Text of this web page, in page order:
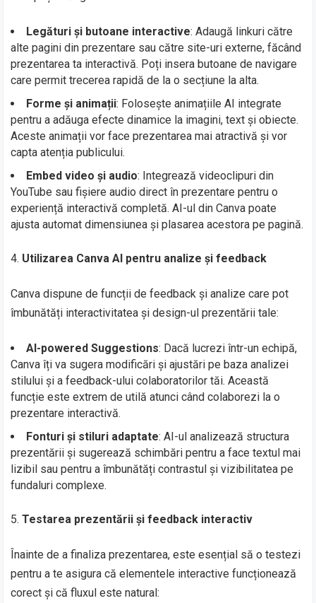
Legături și butoane interactive: Adaugă linkuri către
alte pagini din prezentare sau către site-uri externe, făcând
prezentarea ta interactivă. Poți insera butoane de navigare
care permit trecerea rapidă de la o secțiune la alta.
Forme și animații: Folosește animațiile AI integrate
pentru a adăuga efecte dinamice la imagini, text și obiecte.
Aceste animații vor face prezentarea mai atractivă și vor
capta atenția publicului.
Embed video și audio: Integrează videoclipuri din
YouTube sau fișiere audio direct în prezentare pentru o
experiență interactivă completă. AI-ul din Canva poate
ajusta automat dimensiunea și plasarea acestora pe pagină.
Utilizarea Canva AI pentru analize și feedback
Canva dispune de funcții de feedback și analize care pot
îmbunătăți interactivitatea și design-ul prezentării tale:
AI-powered Suggestions: Dacă lucrezi într-un echipă,
Canva îți va sugera modificări și ajustări pe baza analizei
stilului și a feedback-ului colaboratorilor tăi. Această
funcție este extrem de utilă atunci când colaborezi la o
prezentare interactivă.
Fonturi și stiluri adaptate: AI-ul analizează structura
prezentării și sugerează schimbări pentru a face textul mai
lizibil sau pentru a îmbunătăți contrastul și vizibilitatea pe
fundaluri complexe.
Testarea prezentării și feedback interactiv
Înainte de a finaliza prezentarea, este esențial să o testezi
pentru a te asigura că elementele interactive funcționează
corect și că fluxul este natural: